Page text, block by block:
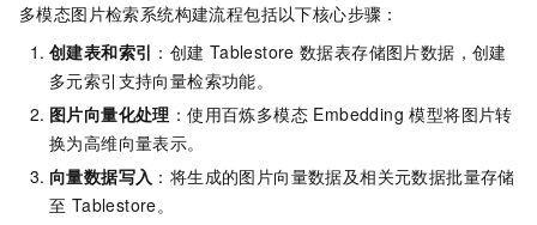
多模态图片检索系统构建流程包括以下核心步骤：
创建表和索引 ：创建 Tablestore 数据表存储图片数据，创建
多元索引支持向量检索功能。
图片向量化处理 ：使用百炼多模态 Embedding 模型将图片转
换为高维向量表示。
向量数据写入 ：将生成的图片向量数据及相关元数据批量存储
至 Tablestore。